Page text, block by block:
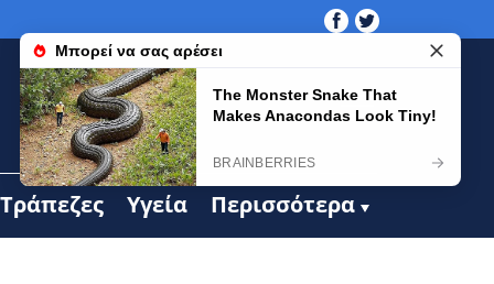
Τράπεζες Υγεία Περισσότερα